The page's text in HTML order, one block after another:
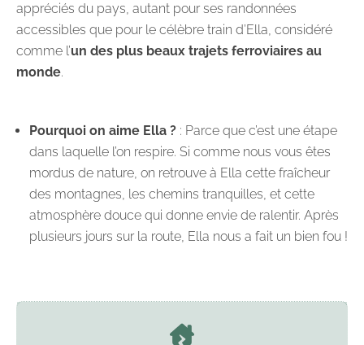
appréciés du pays, autant pour ses randonnées
accessibles que pour le célèbre train d’Ella, considéré
comme l’un des plus beaux trajets ferroviaires au
monde.
Pourquoi on aime Ella ? : Parce que c’est une étape
dans laquelle l’on respire. Si comme nous vous êtes
mordus de nature, on retrouve à Ella cette fraîcheur
des montagnes, les chemins tranquilles, et cette
atmosphère douce qui donne envie de ralentir. Après
plusieurs jours sur la route, Ella nous a fait un bien fou !